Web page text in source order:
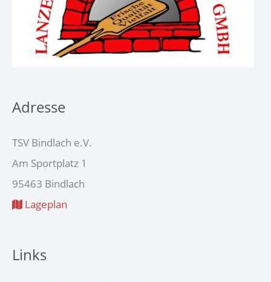
Adresse
TSV Bindlach e.V.
Am Sportplatz 1
95463 Bindlach
Lageplan
Links